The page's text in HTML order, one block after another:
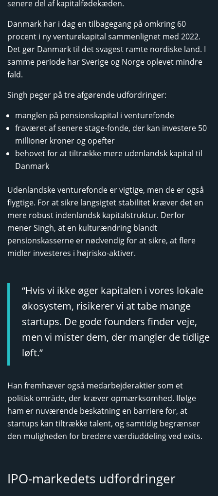
senere del af kapitalfødekæden.
Danmark har i dag en tilbagegang på omkring 60
procent i ny venturekapital sammenlignet med 2022.
Det gør Danmark til det svagest ramte nordiske land. I
samme periode har Sverige og Norge oplevet mindre
fald.
Singh peger på tre afgørende udfordringer:
manglen på pensionskapital i venturefonde
fraværet af senere stage-fonde, der kan investere 50
millioner kroner og opefter
behovet for at tiltrække mere udenlandsk kapital til
Danmark
Udenlandske venturefonde er vigtige, men de er også
flygtige. For at sikre langsigtet stabilitet kræver det en
mere robust indenlandsk kapitalstruktur. Derfor
mener Singh, at en kulturændring blandt
pensionskasserne er nødvendig for at sikre, at flere
midler investeres i højrisko-aktiver.
“Hvis vi ikke øger kapitalen i vores lokale
økosystem, risikerer vi at tabe mange
startups. De gode founders finder veje,
men vi mister dem, der mangler de tidlige
løft.”
Han fremhæver også medarbejderaktier som et
politisk område, der kræver opmærksomhed. Ifølge
ham er nuværende beskatning en barriere for, at
startups kan tiltrække talent, og samtidig begrænser
den muligheden for bredere værdiuddeling ved exits.
IPO-markedets udfordringer